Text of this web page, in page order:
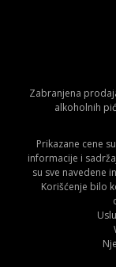
Zabranjena
alkoholnih
Prikazane cene
informacije i
su sve navedene
Korišćenje bilo